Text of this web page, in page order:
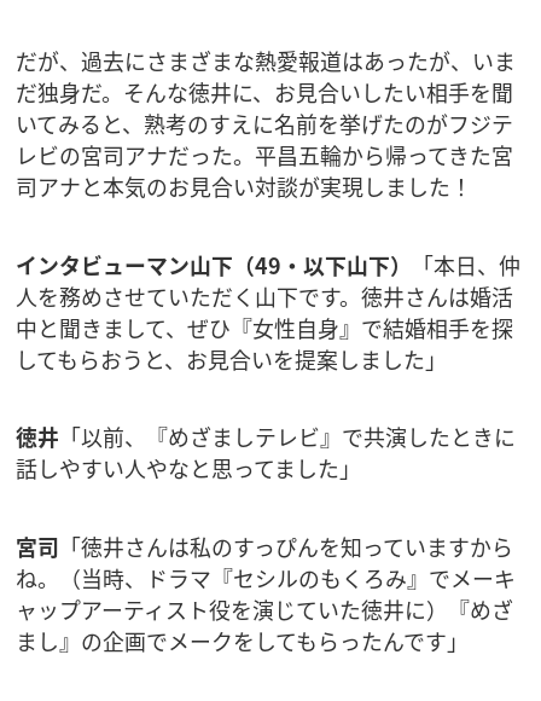
だが、過去にさまざまな熱愛報道はあったが、いま
だ独身だ。そんな徳井に、お見合いしたい相手を聞
いてみると、熟考のすえに名前を挙げたのがフジテ
レビの宮司アナだった。平昌五輪から帰ってきた宮
司アナと本気のお見合い対談が実現しました！
インタビューマン山下（49・以下山下）
「本日、仲
人を務めさせていただく山下です。徳井さんは婚活
中と聞きまして、ぜひ『女性自身』で結婚相手を探
してもらおうと、お見合いを提案しました」
徳井 「以前、『めざましテレビ』で共演したときに
話しやすい人やなと思ってました」
宮司 「徳井さんは私のすっぴんを知っていますから
ね。（当時、ドラマ『セシルのもくろみ』でメーキ
ャップアーティスト役を演じていた徳井に）『めざ
まし』の企画でメークをしてもらったんです」